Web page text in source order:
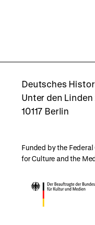
Deutsches
Unter den Linden
10117 Berlin
Funded by the
for Culture and the